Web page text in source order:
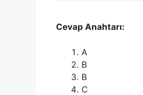
Cevap Anahtarı:
A
B
B
C